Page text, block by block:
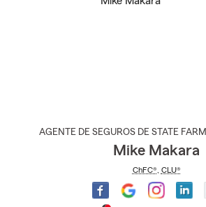
AGENTE DE SEGUROS DE STATE FARM
Mike Makara
ChFC®, CLU®